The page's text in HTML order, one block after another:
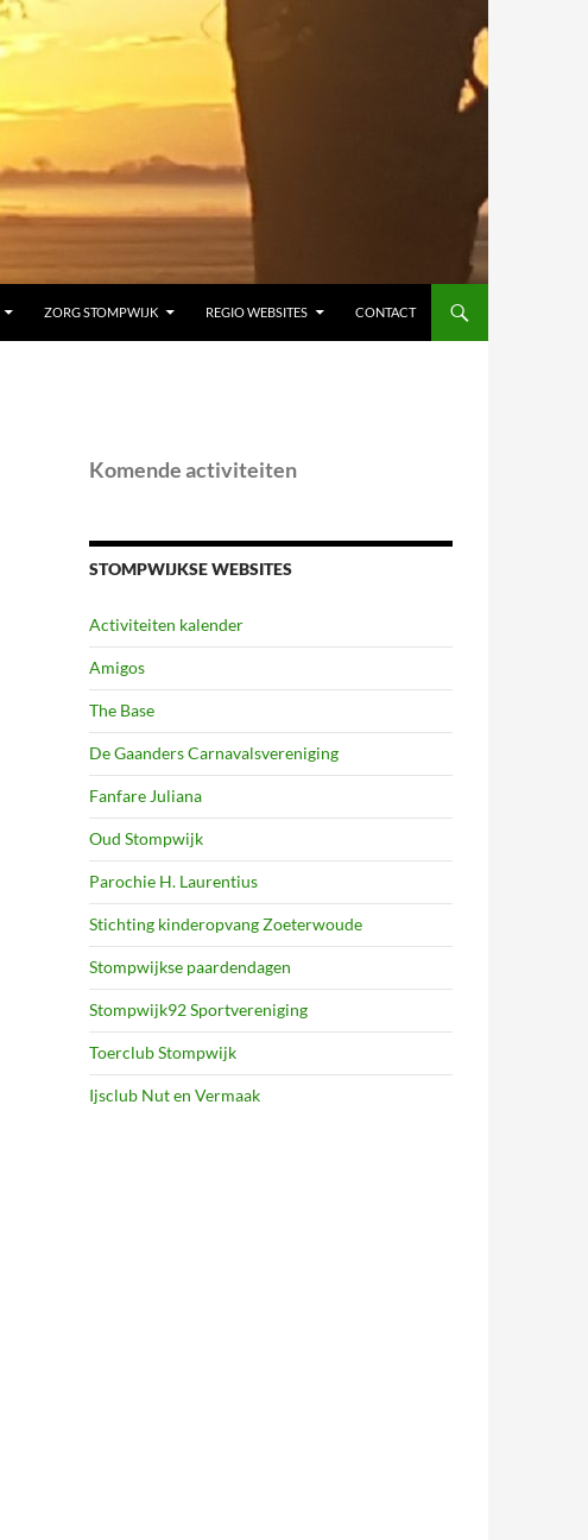
ZORG STOMPWIJK REGIO WEBSITES CONTACT
Komende activiteiten
STOMPWIJKSE WEBSITES
Activiteiten kalender
Amigos
The Base
De Gaanders Carnavalsvereniging
Fanfare Juliana
Oud Stompwijk
Parochie H. Laurentius
Stichting kinderopvang Zoeterwoude
Stompwijkse paardendagen
Stompwijk92 Sportvereniging
Toerclub Stompwijk
Ijsclub Nut en Vermaak